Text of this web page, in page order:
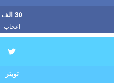
30 الف
اعجاب
تويتر